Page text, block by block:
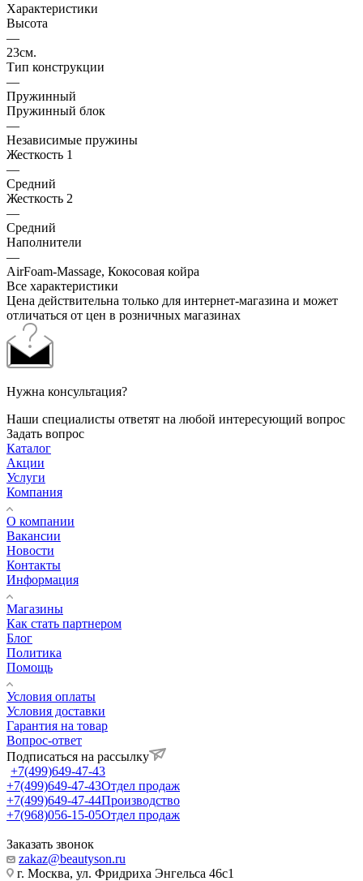
Характеристики
Высота
—
23см.
Тип конструкции
—
Пружинный
Пружинный блок
—
Независимые пружины
Жесткость 1
—
Средний
Жесткость 2
—
Средний
Наполнители
—
AirFoam-Massage, Кокосовая койра
Все характеристики
Цена действительна только для интернет-магазина и может
отличаться от цен в розничных магазинах
Нужна консультация?
Наши специалисты ответят на любой интересующий вопрос
Задать вопрос
Каталог
Акции
Услуги
Компания
О компании
Вакансии
Новости
Контакты
Информация
Магазины
Как стать партнером
Блог
Политика
Помощь
Условия оплаты
Условия доставки
Гарантия на товар
Вопрос-ответ
Подписаться на рассылку
+7(499)649-47-43
+7(499)649-47-43Отдел продаж
+7(499)649-47-44Производство
+7(968)056-15-05Отдел продаж
Заказать звонок
zakaz@beautyson.ru
г. Москва, ул. Фридриха Энгельса 46с1